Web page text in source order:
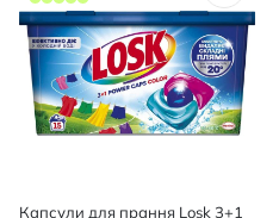
Капсули для прання Losk 3+1